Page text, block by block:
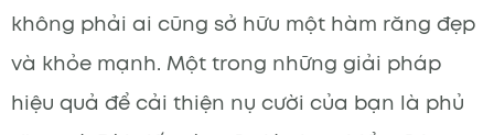
không phải ai cũng sở hữu một hàm răng đẹp
và khỏe mạnh. Một trong những giải pháp
hiệu quả để cải thiện nụ cười của bạn là phủ